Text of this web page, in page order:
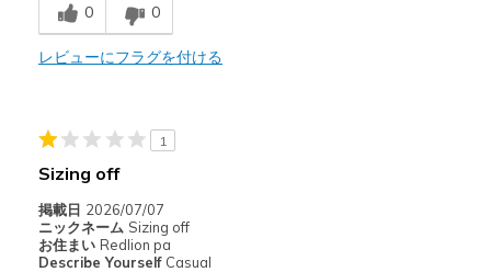
商品が期待と異なったレビュー
Wear Out Quickly
Casual Wear
Width
Sizing
View On Shoes
Shoes are for Wearing
0 0
レビューにフラグを付ける
1
Sizing off
掲載日 2026/07/07
ニックネーム Sizing off
お住まい Redlion pa
Describe Yourself Casual